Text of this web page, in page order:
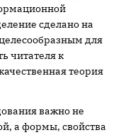
сделано на
для
читателя к
теория
важно не
а формы, свойства